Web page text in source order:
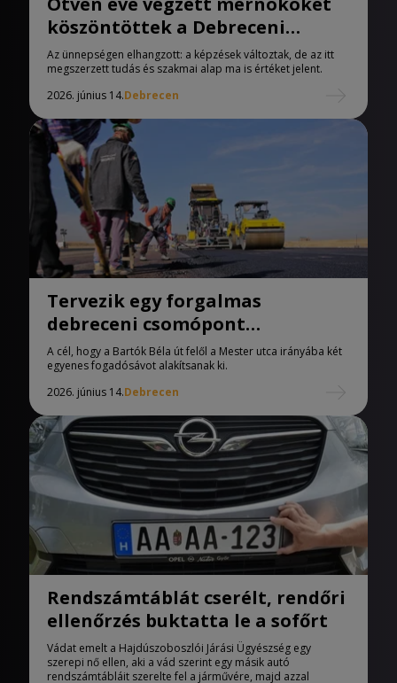
köszöntöttek a Debreceni
Egyetemen.
Az ünnepségen elhangzott: a képzések változtak, de az itt
megszerzett tudás és szakmai alap ma is értéket jelent.
2026. június 14.Debrecen
Tervezik egy forgalmas
debreceni csomópont
átépítését.
A cél, hogy a Bartók Béla út felől a Mester utca irányába két
egyenes fogadósávot alakítsanak ki.
2026. június 14.Debrecen
Rendszámtáblát cserélt, rendőri
ellenőrzés buktatta le a sofőrt
Vádat emelt a Hajdúszoboszlói Járási Ügyészség egy
szerepi nő ellen, aki a vád szerint egy másik autó
rendszámtábláit szerelte fel a járművére, majd azzal